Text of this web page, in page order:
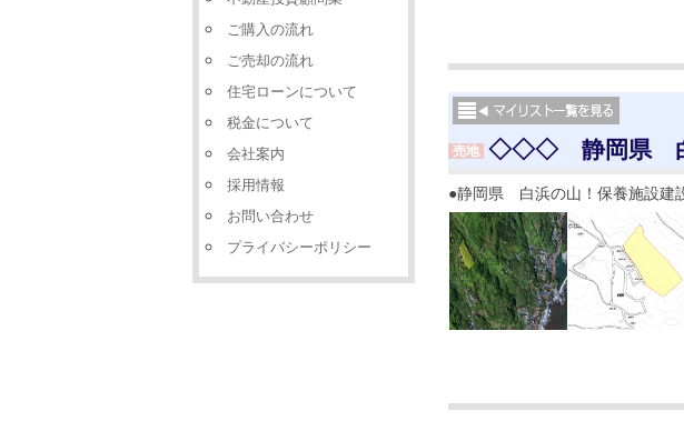
売地 ◇◇◇ 静岡県
●静岡県 白浜の山！保養施設建
ご購入の流れ
ご売却の流れ
住宅ローンについて
税金について
会社案内
採用情報
お問い合わせ
プライバシーポリシー